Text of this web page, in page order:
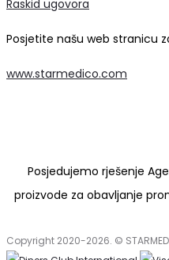
Raskid ugovora
Posjetite našu web stranicu
www.starmedico.com
Posjedujemo rješenje
proizvode za obavljanje
Copyright 2020-2026. ©